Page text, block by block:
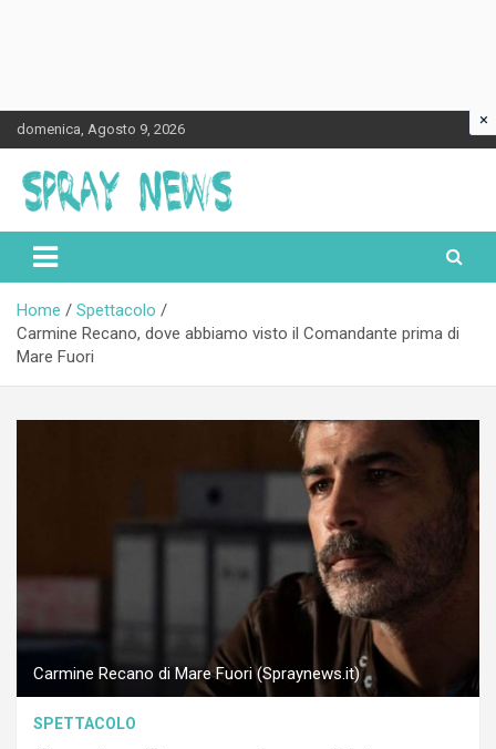
Skip
to
content
domenica, Agosto 9, 2026
Spraynews.it
Home
Spettacolo
Carmine Recano, dove abbiamo visto il Comandante prima di
Mare Fuori
Carmine Recano di Mare Fuori (Spraynews.it)
SPETTACOLO
×